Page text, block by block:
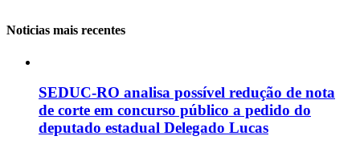
Noticias mais recentes
SEDUC-RO analisa possível redução de nota
de corte em concurso público a pedido do
deputado estadual Delegado Lucas